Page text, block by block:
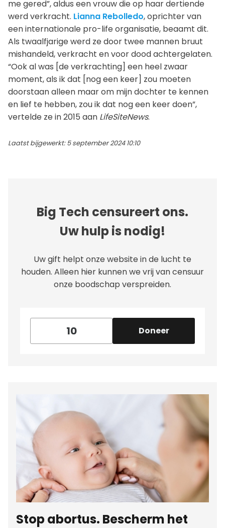
me gered”, aldus een vrouw die op haar dertiende
werd verkracht. Lianna Rebolledo, oprichter van
een internationale pro-life organisatie, beaamt dit.
Als twaalfjarige werd ze door twee mannen bruut
mishandeld, verkracht en voor dood achtergelaten.
“Ook al was [de verkrachting] een heel zwaar
moment, als ik dat [nog een keer] zou moeten
doorstaan alleen maar om mijn dochter te kennen
en lief te hebben, zou ik dat nog een keer doen”,
vertelde ze in 2015 aan LifeSiteNews.
Laatst bijgewerkt: 5 september 2024 10:10
Big Tech censureert ons.
Uw hulp is nodig!
Uw gift helpt onze website in de lucht te
houden. Alleen hier kunnen we vrij van censuur
onze boodschap verspreiden.
Doneer
Stop abortus. Bescherm het